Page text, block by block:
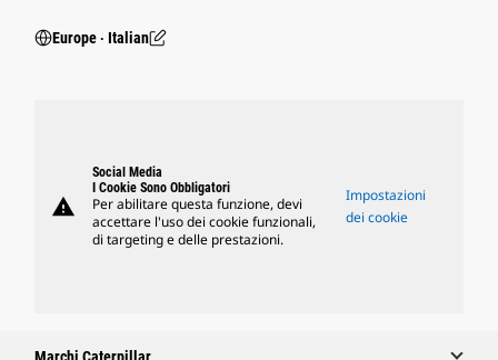
Europe ‧ Italian
warning
Social Media
I Cookie Sono Obbligatori
Per abilitare questa funzione, devi
accettare l'uso dei cookie funzionali,
di targeting e delle prestazioni.
Impostazioni
dei cookie